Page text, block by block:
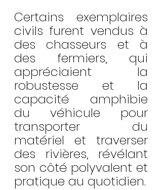
Certains exemplaires
civils furent vendus à
des chasseurs et à
des fermiers, qui
appréciaient la
robustesse et la
capacité amphibie
du véhicule pour
transporter du
matériel et traverser
des rivières, révélant
son côté polyvalent et
pratique au quotidien.